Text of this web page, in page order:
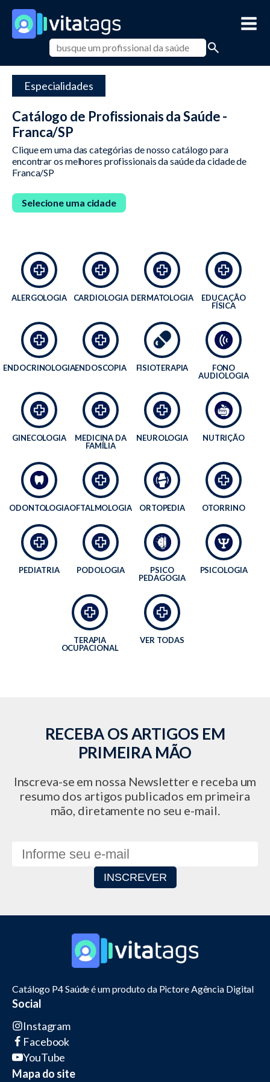
Especialidades
Catálogo de Profissionais da Saúde -
Franca/SP
Clique em uma das categórias de nosso catálogo para
encontrar os melhores profissionais da saúde da cidade de
Franca/SP
Selecione uma cidade
ALERGOLOGIA CARDIOLOGIA DERMATOLOGIA
EDUCAÇÃO
FÍSICA
ENDOCRINOLOGIAENDOSCOPIA FISIOTERAPIA
FONO
AUDIOLOGIA
GINECOLOGIA
MEDICINA DA
FAMÍLIA
NEUROLOGIA NUTRIÇÃO
ODONTOLOGIAOFTALMOLOGIA ORTOPEDIA OTORRINO
PEDIATRIA PODOLOGIA
PSICO
PEDAGOGIA
PSICOLOGIA
TERAPIA
OCUPACIONAL
VER TODAS
RECEBA OS ARTIGOS EM
PRIMEIRA MÃO
Inscreva-se em nossa Newsletter e receba um
resumo dos artigos publicados em primeira
mão, diretamente no seu e-mail.
Catálogo P4 Saúde é um produto da Pictore Agência Digital
Social
Instagram
Facebook
YouTube
Mapa do site